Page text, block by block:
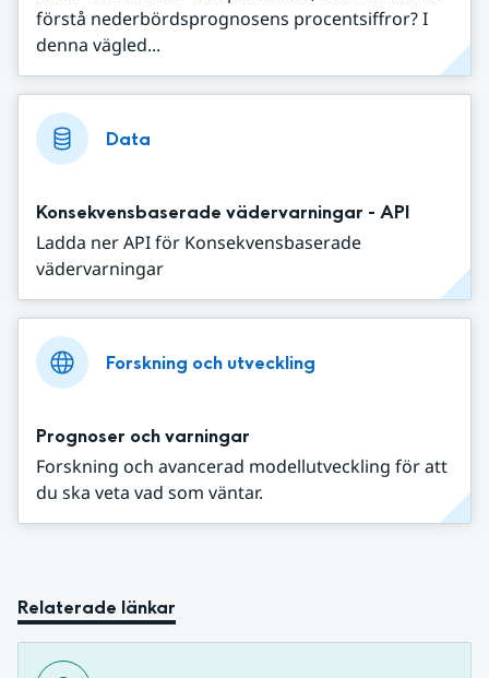
förstå nederbördsprognosens procentsiffror? I
denna vägled...
Data
Konsekvensbaserade vädervarningar - API
Ladda ner API för Konsekvensbaserade
vädervarningar
Forskning och utveckling
Prognoser och varningar
Forskning och avancerad modellutveckling för att
du ska veta vad som väntar.
Relaterade länkar